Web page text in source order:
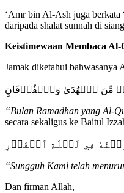
‘Amr bin Al-Ash juga berkata
daripada shalat sunnah di
Keistimewaan Membaca Al-
Jamak diketahui bahwasanya
مِّنَ ٱلۡهُدَىٰ وَٱلۡفُرۡقَانِ
“Bulan Ramadhan yang Al-
secara sekaligus ke Baitul
فِي لَيۡلَةِ ٱلۡقَدۡرِ
“Sungguh Kami telah
Dan firman Allah,